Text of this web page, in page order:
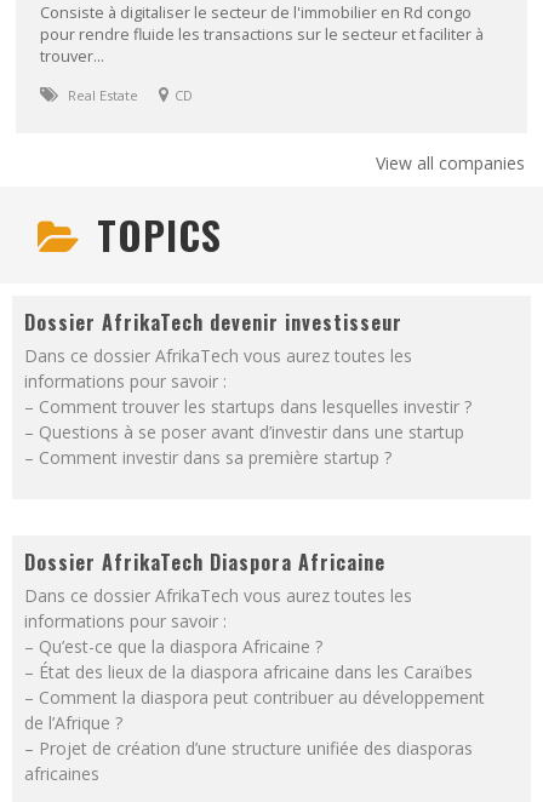
Consiste à digitaliser le secteur de l'immobilier en Rd congo
pour rendre fluide les transactions sur le secteur et faciliter à
trouver...
Real Estate CD
View all companies
TOPICS
Dossier AfrikaTech devenir investisseur
Dans ce dossier AfrikaTech vous aurez toutes les
informations pour savoir :
– Comment trouver les startups dans lesquelles investir ?
– Questions à se poser avant d’investir dans une startup
– Comment investir dans sa première startup ?
Dossier AfrikaTech Diaspora Africaine
Dans ce dossier AfrikaTech vous aurez toutes les
informations pour savoir :
– Qu’est-ce que la diaspora Africaine ?
– État des lieux de la diaspora africaine dans les Caraïbes
– Comment la diaspora peut contribuer au développement
de l’Afrique ?
– Projet de création d’une structure unifiée des diasporas
africaines